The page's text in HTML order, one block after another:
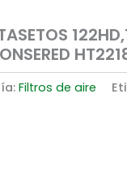
Filtros de aire